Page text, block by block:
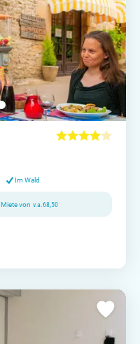
Im Wald
Miete von v.a. 68,50